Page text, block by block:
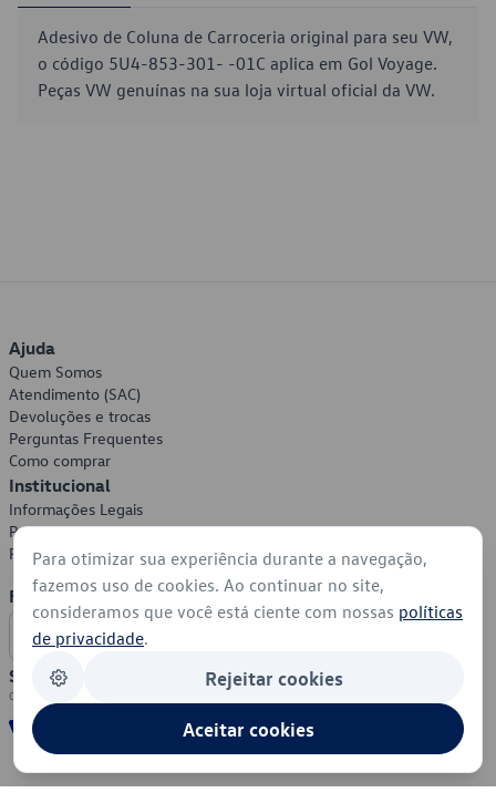
Adesivo de Coluna de Carroceria original para seu VW,
o código 5U4-853-301- -01C aplica em Gol Voyage.
Peças VW genuínas na sua loja virtual oficial da VW.
Ajuda
Quem Somos
Atendimento (SAC)
Devoluções e trocas
Perguntas Frequentes
Como comprar
Institucional
Informações Legais
Política de Privacidade
Política de Cookies
Formas de Pagamento
Segurança
Para otimizar sua experiência durante a navegação,
fazemos uso de cookies. Ao continuar no site,
consideramos que você está ciente com nossas políticas
de privacidade.
Rejeitar cookies
Aceitar cookies